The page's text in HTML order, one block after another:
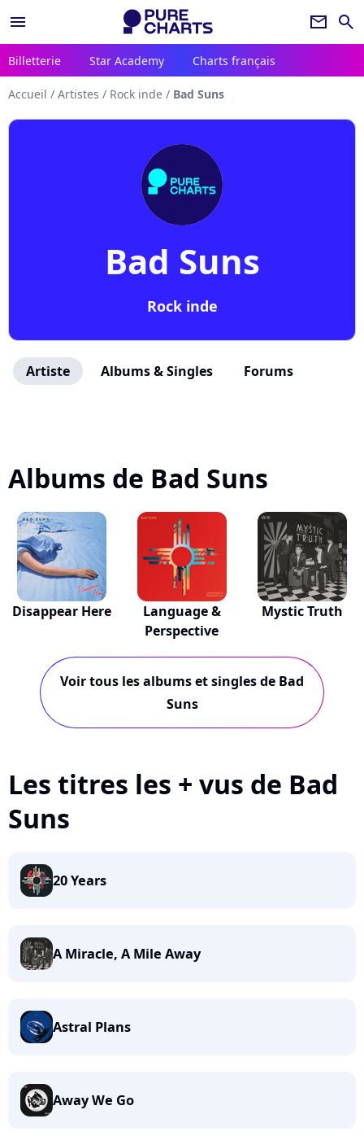
menu newsletter search
Billetterie Star Academy Charts français
Accueil / Artistes / Rock inde / Bad Suns
Bad Suns
Rock inde
Artiste Albums & Singles Forums
Albums de Bad Suns
Disappear Here
Language &
Perspective
Mystic Truth
Voir tous les albums et singles de Bad
Suns
Les titres les + vus de Bad
Suns
20 Years
A Miracle, A Mile Away
Astral Plans
Away We Go